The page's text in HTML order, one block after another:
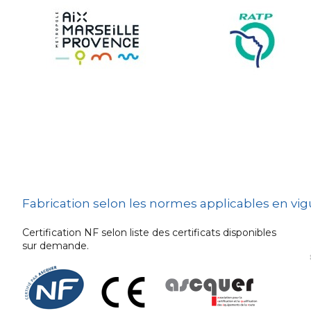
Urban
embarquée
Fabrication selon les normes applicables en
Certification NF selon liste des certificats disponibles
sur demande.